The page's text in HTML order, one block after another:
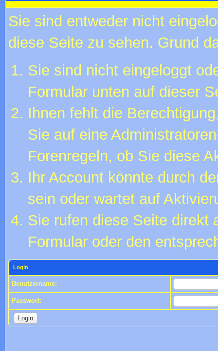
Sie sind entweder nicht
diese Seite zu sehen. Grund
Sie sind nicht eingeloggt
Formular unten auf dieser
Ihnen fehlt die
Sie auf eine
Forenregeln, ob Sie diese
Ihr Account könnte durch
sein oder wartet auf
Sie rufen diese Seite direkt
Formular oder den
Login
Benutzername:
Passwort: